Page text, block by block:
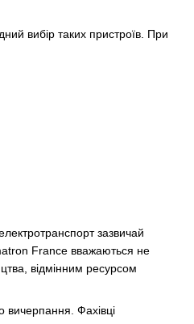
вибір таких пристроїв. При
зазвичай
France вважаються не
відмінним ресурсом
вичерпання. Фахівці